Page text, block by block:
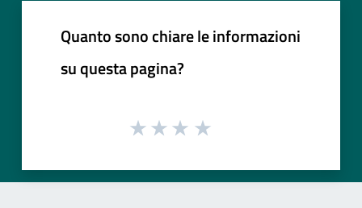
Quanto sono chiare le informazioni
su questa pagina?